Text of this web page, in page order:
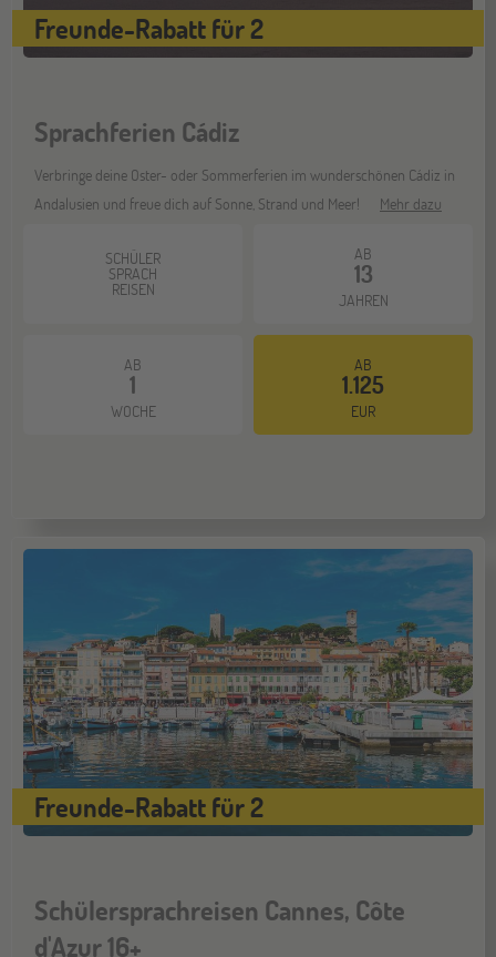
Freunde-Rabatt für 2
Sprachferien Cádiz
Verbringe deine Oster- oder Sommerferien im wunderschönen Cádiz in
Andalusien und freue dich auf Sonne, Strand und Meer!
Mehr dazu
SCHÜLER
SPRACH
REISEN
AB
13
JAHREN
AB
1
WOCHE
AB
1.125
EUR
Freunde-Rabatt für 2
Schülersprachreisen Cannes, Côte
d'Azur 16+